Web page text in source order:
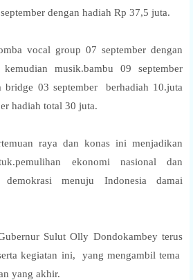
dengan hadiah Rp 37,5 juta.
vocal group 07 september dengan
musik.bambu 09 september
bridge 03 september berhadiah 10.juta
hadiah total 30 juta.
raya dan konas ini menjadikan
ekonomi nasional dan
demokrasi menuju Indonesia damai
Sulut Olly Dondokambey terus
kegiatan ini, yang mengambil tema
yang akhir.